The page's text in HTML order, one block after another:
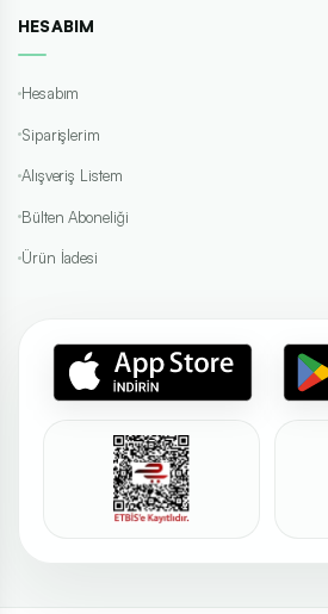
HESABIM
Hesabım
Siparişlerim
Alışveriş Listem
Bülten Aboneliği
Ürün İadesi